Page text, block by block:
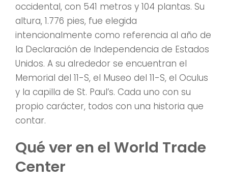
occidental, con 541 metros y 104 plantas. Su
altura, 1.776 pies, fue elegida
intencionalmente como referencia al año de
la Declaración de Independencia de Estados
Unidos. A su alrededor se encuentran el
Memorial del 11-S, el Museo del 11-S, el Oculus
y la capilla de St. Paul’s. Cada uno con su
propio carácter, todos con una historia que
contar.
Qué ver en el World Trade
Center